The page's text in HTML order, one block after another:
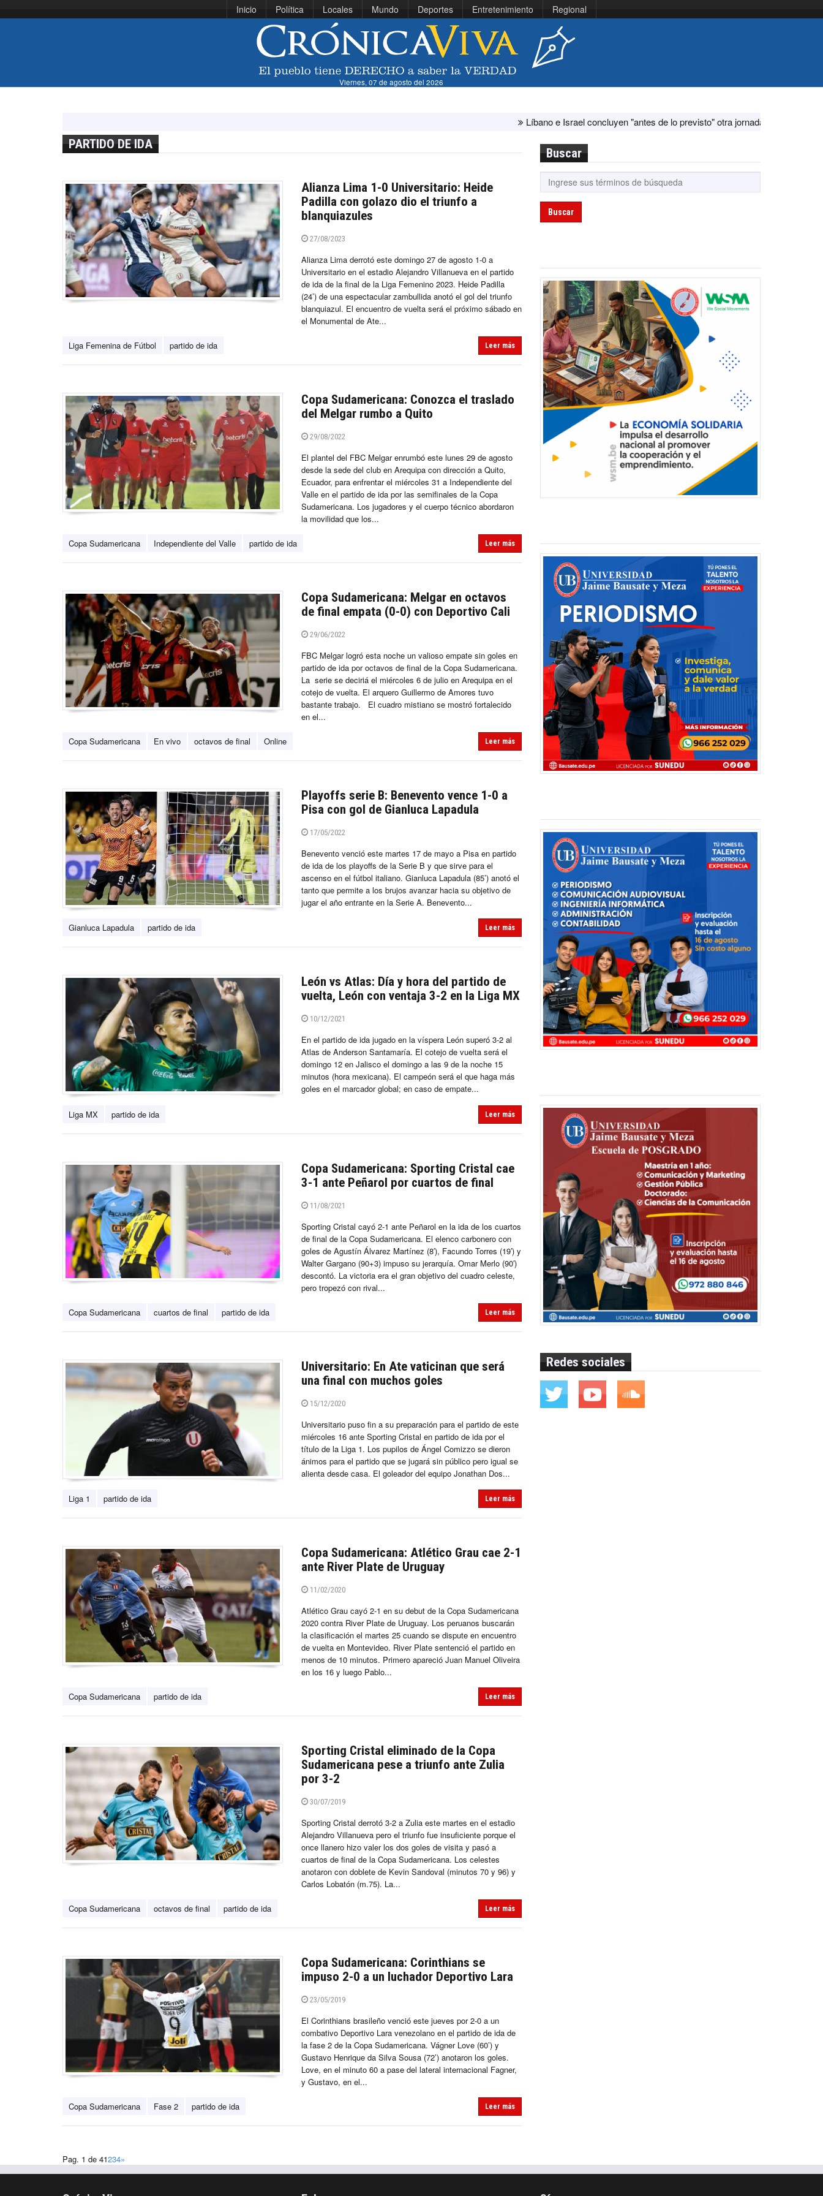
Inicio Política Locales Mundo Deportes Entretenimiento Regional
Viernes, 07 de agosto del 2026
Líbano e Israel concluyen "antes de lo previsto" otra jornada de diálogo por
PARTIDO DE IDA
Alianza Lima 1-0 Universitario: Heide
Padilla con golazo dio el triunfo a
blanquiazules
27/08/2023
Alianza Lima derrotó este domingo 27 de agosto 1-0 a
Universitario en el estadio Alejandro Villanueva en el partido
de ida de la final de la Liga Femenino 2023. Heide Padilla
(24’) de una espectacular zambullida anotó el gol del triunfo
blanquiazul. El encuentro de vuelta será el próximo sábado en
el Monumental de Ate...
Liga Femenina de Fútbol partido de ida Leer más
Copa Sudamericana: Conozca el traslado
del Melgar rumbo a Quito
29/08/2022
El plantel del FBC Melgar enrumbó este lunes 29 de agosto
desde la sede del club en Arequipa con dirección a Quito,
Ecuador, para enfrentar el miércoles 31 a Independiente del
Valle en el partido de ida por las semifinales de la Copa
Sudamericana. Los jugadores y el cuerpo técnico abordaron
la movilidad que los...
Copa Sudamericana Independiente del Valle partido de ida Leer más
Copa Sudamericana: Melgar en octavos
de final empata (0-0) con Deportivo Cali
29/06/2022
FBC Melgar logró esta noche un valioso empate sin goles en
partido de ida por octavos de final de la Copa Sudamericana.
La serie se deciriá el miércoles 6 de julio en Arequipa en el
cotejo de vuelta. El arquero Guillermo de Amores tuvo
bastante trabajo. El cuadro mistiano se mostró fortalecido
en el...
Copa Sudamericana En vivo octavos de final Online Leer más
Playoffs serie B: Benevento vence 1-0 a
Pisa con gol de Gianluca Lapadula
17/05/2022
Benevento venció este martes 17 de mayo a Pisa en partido
de ida de los playoffs de la Serie B y que sirve para el
ascenso en el fútbol italiano. Gianluca Lapadula (85’) anotó el
tanto que permite a los brujos avanzar hacia su objetivo de
jugar el año entrante en la Serie A. Benevento...
Gianluca Lapadula partido de ida Leer más
León vs Atlas: Día y hora del partido de
vuelta, León con ventaja 3-2 en la Liga MX
10/12/2021
En el partido de ida jugado en la víspera León superó 3-2 al
Atlas de Anderson Santamaría. El cotejo de vuelta será el
domingo 12 en Jalisco el domingo a las 9 de la noche 15
minutos (hora mexicana). El campeón será el que haga más
goles en el marcador global; en caso de empate...
Liga MX partido de ida Leer más
Copa Sudamericana: Sporting Cristal cae
3-1 ante Peñarol por cuartos de final
11/08/2021
Sporting Cristal cayó 2-1 ante Peñarol en la ida de los cuartos
de final de la Copa Sudamericana. El elenco carbonero con
goles de Agustín Álvarez Martínez (8′), Facundo Torres (19′) y
Walter Gargano (90+3) impuso su jerarquía. Omar Merlo (90′)
descontó. La victoria era el gran objetivo del cuadro celeste,
pero tropezó con rival...
Copa Sudamericana cuartos de final partido de ida Leer más
Universitario: En Ate vaticinan que será
una final con muchos goles
15/12/2020
Universitario puso fin a su preparación para el partido de este
miércoles 16 ante Sporting Cristal en partido de ida por el
título de la Liga 1. Los pupilos de Ángel Comizzo se dieron
ánimos para el partido que se jugará sin público pero igual se
alienta desde casa. El goleador del equipo Jonathan Dos...
Liga 1 partido de ida Leer más
Copa Sudamericana: Atlético Grau cae 2-1
ante River Plate de Uruguay
11/02/2020
Atlético Grau cayó 2-1 en su debut de la Copa Sudamericana
2020 contra River Plate de Uruguay. Los peruanos buscarán
la clasificación el martes 25 cuando se dispute en encuentro
de vuelta en Montevideo. River Plate sentenció el partido en
menos de 10 minutos. Primero apareció Juan Manuel Oliveira
en los 16 y luego Pablo...
Copa Sudamericana partido de ida Leer más
Sporting Cristal eliminado de la Copa
Sudamericana pese a triunfo ante Zulia
por 3-2
30/07/2019
Sporting Cristal derrotó 3-2 a Zulia este martes en el estadio
Alejandro Villanueva pero el triunfo fue insuficiente porque el
once llanero hizo valer los dos goles de visita y pasó a
cuartos de final de la Copa Sudamericana. Los celestes
anotaron con doblete de Kevin Sandoval (minutos 70 y 96) y
Carlos Lobatón (m.75). La...
Copa Sudamericana octavos de final partido de ida Leer más
Copa Sudamericana: Corinthians se
impuso 2-0 a un luchador Deportivo Lara
23/05/2019
El Corinthians brasileño venció este jueves por 2-0 a un
combativo Deportivo Lara venezolano en el partido de ida de
la fase 2 de la Copa Sudamericana. Vágner Love (60’) y
Gustavo Henrique da Silva Sousa (72’) anotaron los goles.
Love, en el minuto 60 a pase del lateral internacional Fagner,
y Gustavo, en el...
Copa Sudamericana Fase 2 partido de ida Leer más
Pag. 1 de 41234»
Buscar
Buscar
Redes sociales